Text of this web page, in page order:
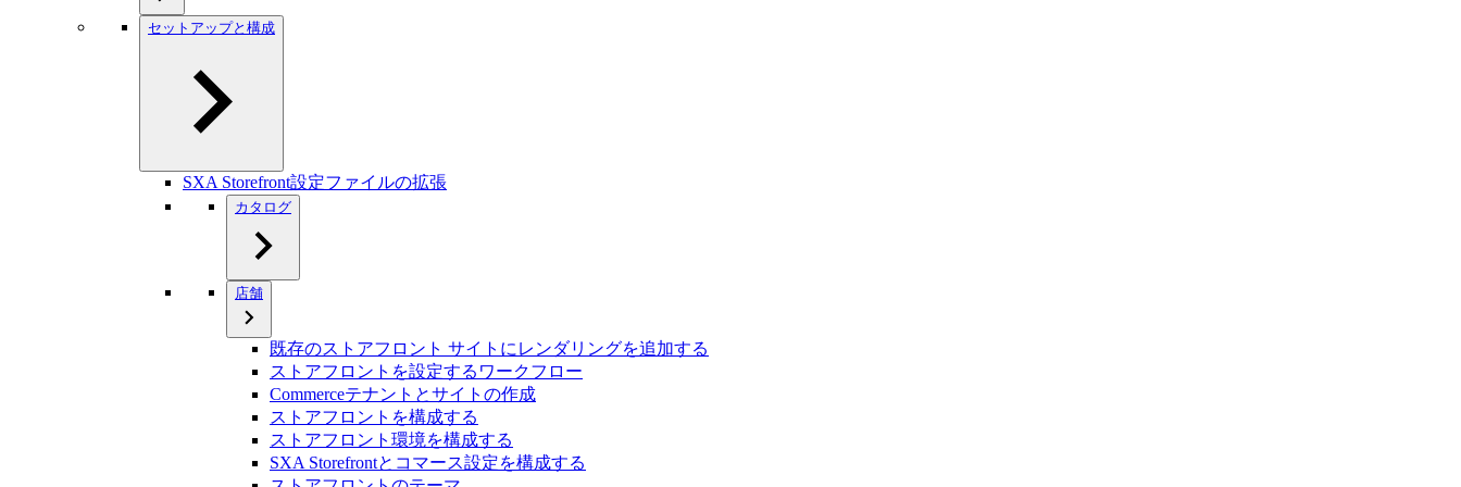
セットアップと構成
SXA Storefront設定ファイルの拡張
カタログ
店舗
既存のストアフロント サイトにレンダリングを追加する
ストアフロントを設定するワークフロー
Commerceテナントとサイトの作成
ストアフロントを構成する
ストアフロント環境を構成する
SXA Storefrontとコマース設定を構成する